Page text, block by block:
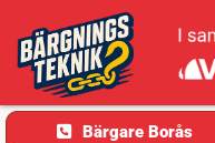
Bärgare Borås